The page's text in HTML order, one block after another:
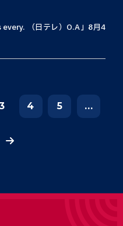
（日テレ）O.A」8月4
4 5 ...